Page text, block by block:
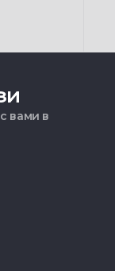
вами в